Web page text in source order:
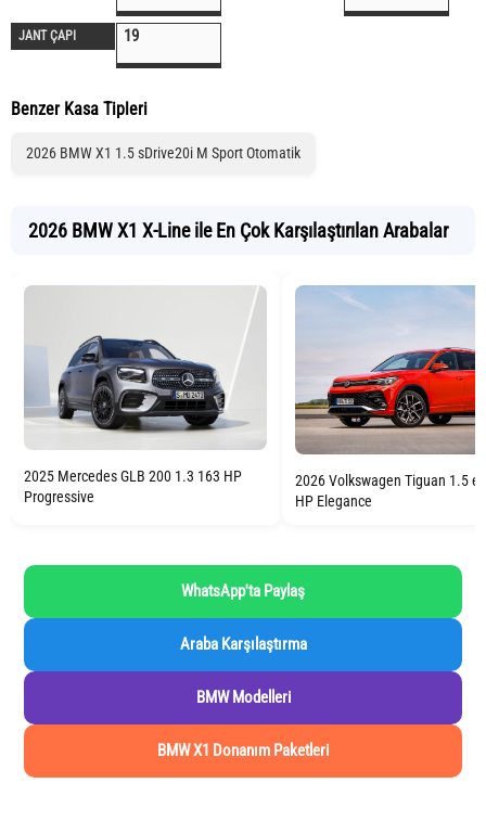
JANT ÇAPI 19
Benzer Kasa Tipleri
2026 BMW X1 1.5 sDrive20i M Sport Otomatik
2026 BMW X1 X-Line ile En Çok Karşılaştırılan Arabalar
2025 Mercedes GLB 200 1.3 163 HP
Progressive
2026 Volkswagen Tiguan 1.5
HP Elegance
WhatsApp'ta Paylaş
Araba Karşılaştırma
BMW Modelleri
BMW X1 Donanım Paketleri